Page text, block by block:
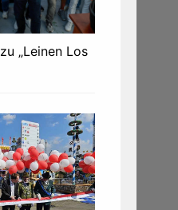
„Leinen Los